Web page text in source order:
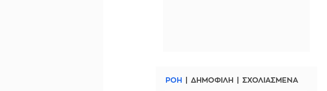
ΡΟΗ ΔΗΜΟΦΙΛΗ ΣΧΟΛΙΑΣΜΕΝΑ